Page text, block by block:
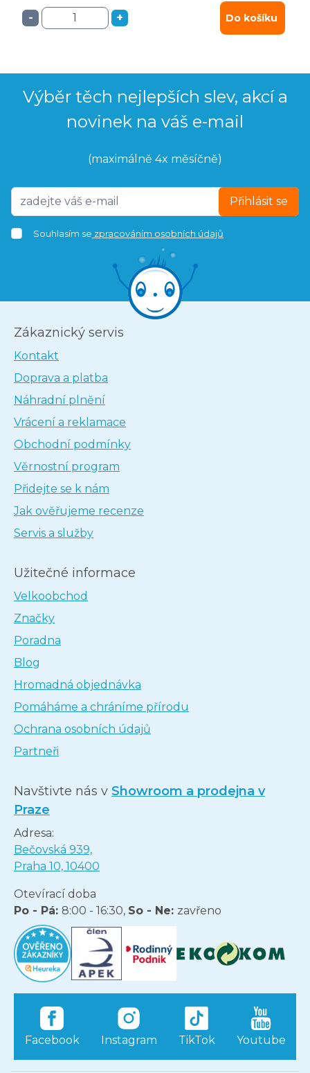
- + Do košíku
Výběr těch nejlepších slev, akcí a
novinek na váš e-mail
(maximálně 4x měsíčně)
Přihlásit se
Souhlasím se zpracováním osobních údajů
Zákaznický servis
Kontakt
Doprava a platba
Náhradní plnění
Vrácení a reklamace
Obchodní podmínky
Věrnostní program
Přidejte se k nám
Jak ověřujeme recenze
Servis a služby
Užitečné informace
Velkoobchod
Značky
Poradna
Blog
Hromadná objednávka
Pomáháme a chráníme přírodu
Ochrana osobních údajů
Partneři
Navštivte nás v Showroom a prodejna v
Praze
Adresa:
Bečovská 939,
Praha 10, 10400
Otevírací doba
Po - Pá: 8:00 - 16:30, So - Ne: zavřeno
Facebook Instagram TikTok Youtube